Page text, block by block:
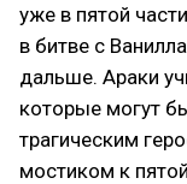
уже в пятой
в битве с
дальше. Араки
которые могут
трагическим
мостиком к